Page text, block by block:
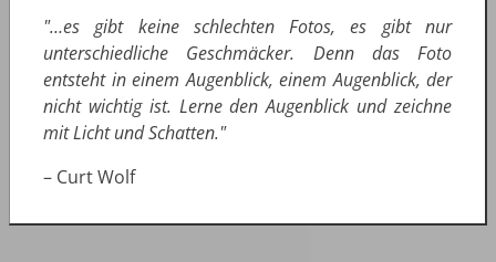
"…es gibt keine schlechten Fotos, es gibt nur
unterschiedliche Geschmäcker. Denn das Foto
entsteht in einem Augenblick, einem Augenblick, der
nicht wichtig ist. Lerne den Augenblick und zeichne
mit Licht und Schatten."
– Curt Wolf